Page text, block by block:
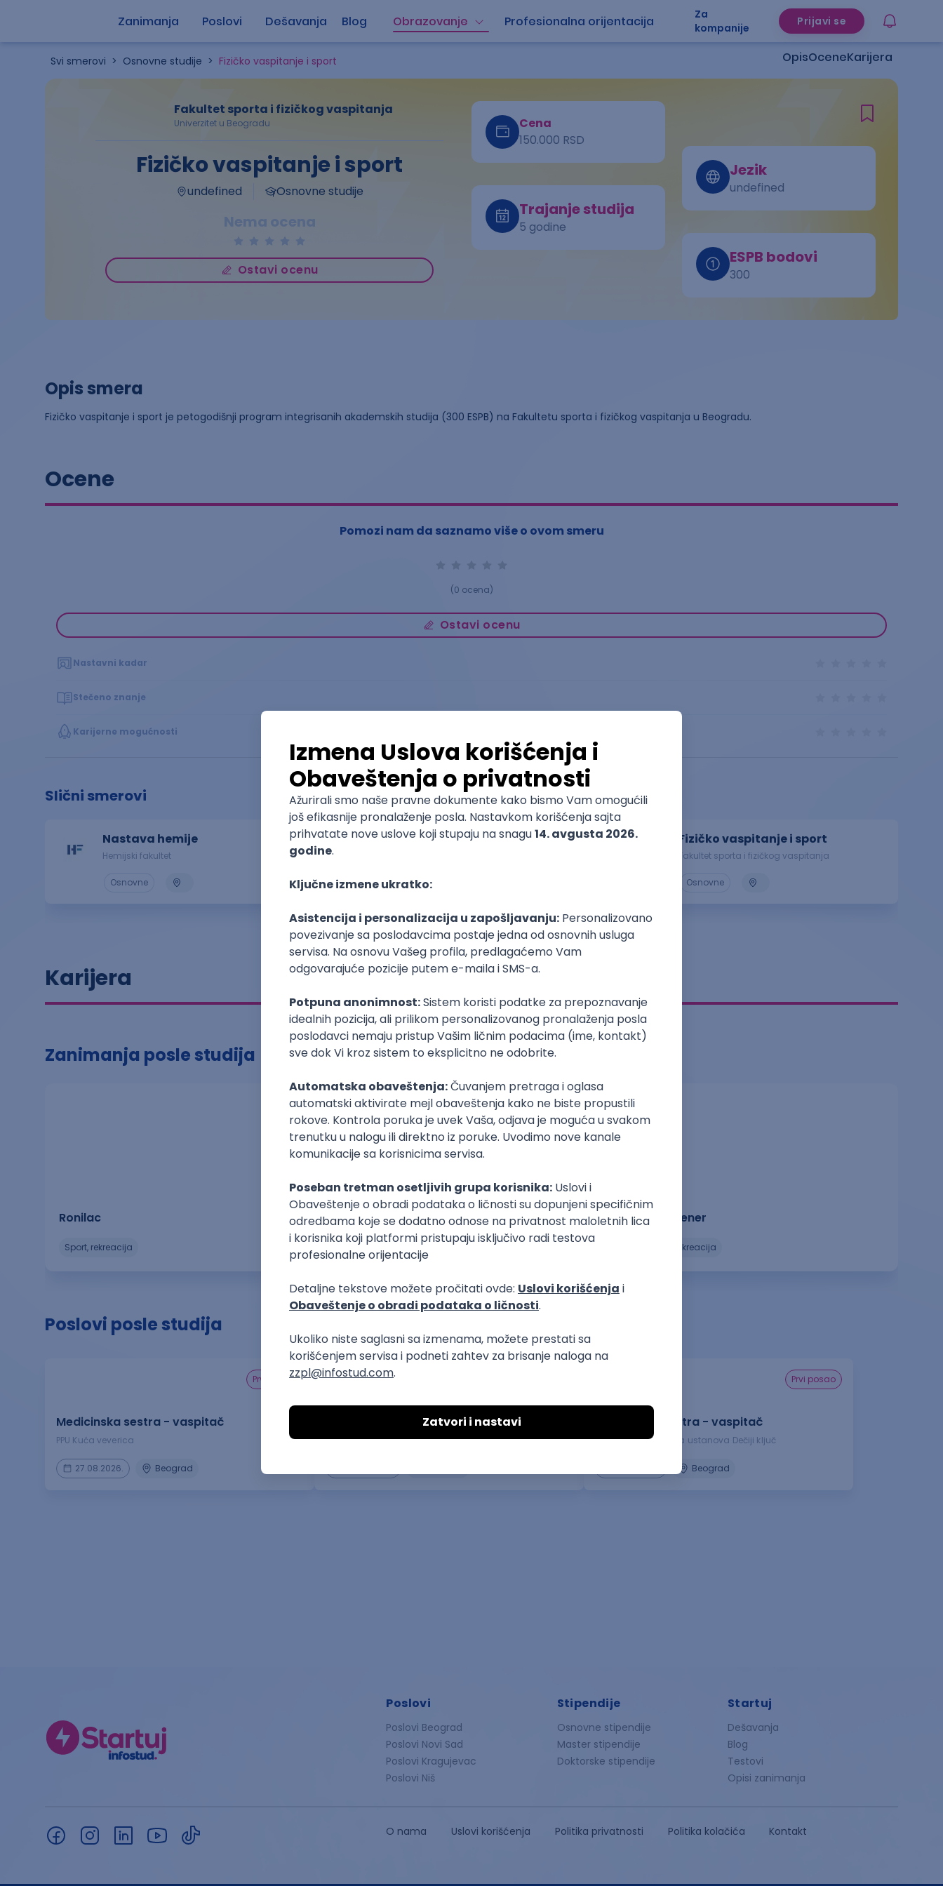
Zanimanja Poslovi Dešavanja Blog Obrazovanje Profesionalna orijentacija
Za
kompanije
Prijavi se
Svi smerovi > Osnovne studije > Fizičko vaspitanje i sport OpisOceneKarijera
Fizičko vaspitanje i sport
undefined Osnovne studije
Nema ocena
Ostavi ocenu
Fakultet sporta i fizičkog vaspitanja
Univerzitet u Beogradu
Cena
150.000 RSD
Trajanje studija
5 godine
Jezik
undefined
ESPB bodovi
300
Opis smera
Fizičko vaspitanje i sport je petogodišnji program integrisanih akademskih studija (300 ESPB) na Fakultetu sporta i fizičkog vaspitanja u Beogradu.
Ocene
Pomozi nam da saznamo više o ovom smeru
(0 ocena)
Ostavi ocenu
Nastavni kadar
Stečeno znanje
Karijerne mogućnosti
Slični smerovi
Nastava hemije
Hemijski fakultet
Osnovne
Medicinska sestra - vaspitač
Osnovne
Fizičko vaspitanje i sport
Fakultet sporta i fizičkog vaspitanja
Osnovne
Karijera
Zanimanja posle studija
Ronilac
sport, rekreacija
Sportski trener
sport, rekreacija
Lični trener
sport, rekreacija
Poslovi posle studija
prvi posao
Medicinska sestra - vaspitač
PPU Kuća veverica
27.08.2026. Beograd
Predavač u edukativnom centru za decu
Studentska i omladinska zadruga Bulevar
prvi posao
Medicinska sestra - vaspitač
Privatna predškolska ustanova Dečiji ključ
Beograd
Poslovi
Poslovi Beograd
Poslovi Novi Sad
Poslovi Kragujevac
Poslovi Niš
Stipendije
Osnovne stipendije
Master stipendije
Doktorske stipendije
Startuj
Dešavanja
Blog
Testovi
Opisi zanimanja
O nama Uslovi korišćenja Politika privatnosti Politika kolačića Kontakt